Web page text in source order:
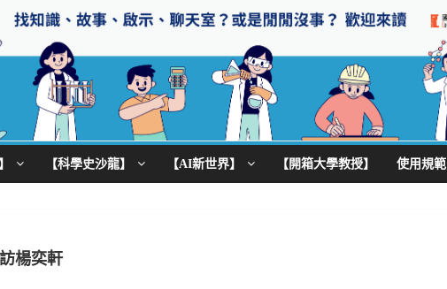
【科學史沙龍】 【AI新世界】 【開箱大學教授】 使用規範
楊奕軒